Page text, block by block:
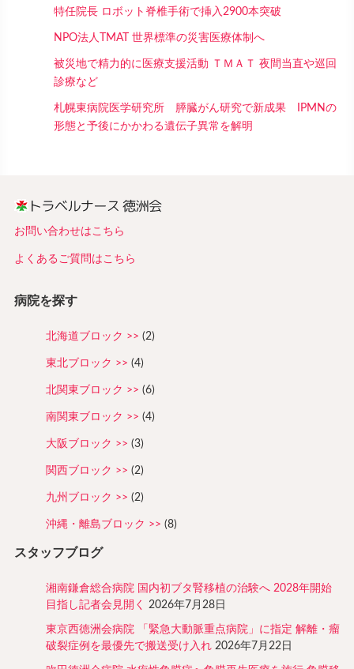
特任院長 ロボット脊椎手術で挿入2900本突破
NPO法人TMAT 世界標準の災害医療体制へ
被災地で精力的に医療支援活動 ＴＭＡＴ 夜間当直や巡回
診療など
札幌東病院医学研究所 膵臓がん研究で新成果 IPMNの
形態と予後にかかわる遺伝子異常を解明
お問い合わせはこちら
よくあるご質問はこちら
病院を探す
北海道ブロック (2)
東北ブロック (4)
北関東ブロック (6)
南関東ブロック (4)
大阪ブロック (3)
関西ブロック (2)
九州ブロック (2)
沖縄・離島ブロック (8)
スタッフブログ
湘南鎌倉総合病院 国内初ブタ腎移植の治験へ 2028年開始
目指し記者会見開く
2026年7月28日
東京西徳洲会病院 「緊急大動脈重点病院」に指定 解離・瘤
破裂症例を最優先で搬送受け入れ 2026年7月22日